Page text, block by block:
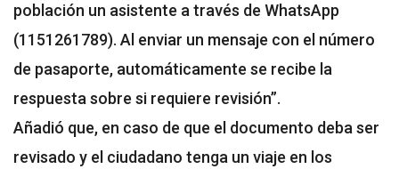
población un asistente a través de WhatsApp
(1151261789). Al enviar un mensaje con el número
de pasaporte, automáticamente se recibe la
respuesta sobre si requiere revisión”.
Añadió que, en caso de que el documento deba ser
revisado y el ciudadano tenga un viaje en los